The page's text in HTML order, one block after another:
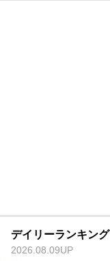
デイリーランキング
2026.08.09UP